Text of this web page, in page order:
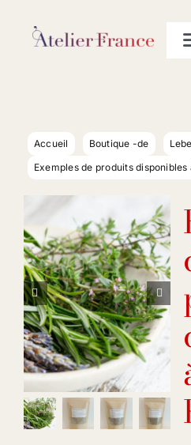
Contact
Accueil Boutique -de
Exemples de produits
 